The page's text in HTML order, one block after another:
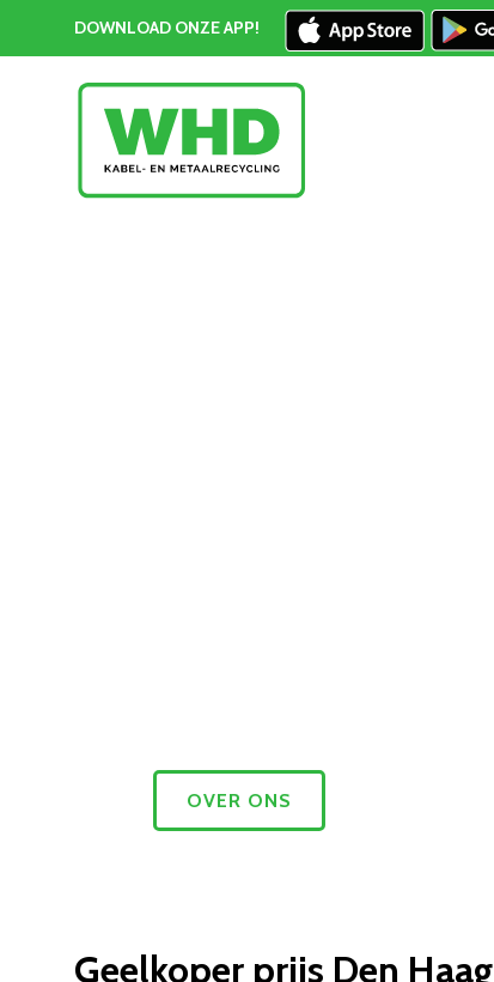
DOWNLOAD ONZE APP!
OVER ONS
Geelkoper prijs Den Haag